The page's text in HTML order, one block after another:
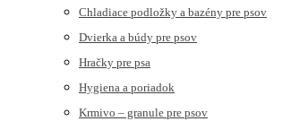
Chladiace podložky a bazény pre psov
Dvierka a búdy pre psov
Hračky pre psa
Hygiena a poriadok
Krmivo – granule pre psov